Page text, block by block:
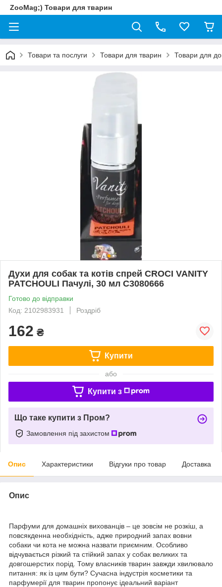
ZooMag;) Товари для тварин
Товари та послуги Товари для тварин Товари для
Духи для собак та котів спрей CROCI VANITY
PATCHOULI Пачулі, 30 мл C3080666
Готово до відправки
Код: 2102983931
Роздріб
162 ₴
Купити
або
Купити з
Що таке купити з Пром?
Замовлення під захистом
Опис Характеристики Відгуки про товар Доставка
Опис
Парфуми для домашніх вихованців – це зовсім не розкіш, а
повсякденна необхідність, адже природний запах вовни
собаки чи кота не можна назвати приємним. Особливо
відчувається різкий та стійкий запах у собак великих та
довгошерстих порід. Тому власників тварин завжди хвилювало
питання: як із цим бути? Сучасна індустрія косметики та
парфумерії для тварин пропонує ідеальний варіант